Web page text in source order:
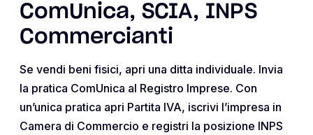
ComUnica, SCIA, INPS
Commercianti
Se vendi beni fisici, apri una ditta individuale. Invia
la pratica ComUnica al Registro Imprese. Con
un’unica pratica apri Partita IVA, iscrivi l’impresa in
Camera di Commercio e registri la posizione INPS